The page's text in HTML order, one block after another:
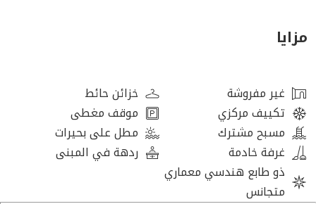
مزايا
غير مفروشة
خزائن حائط
تكييف مركزي
موقف مغطى
مسبح مشترك
مطل على بحيرات
غرفة خادمة
ردهة في المبنى
ذو طابع هندسي معماري
متجانس